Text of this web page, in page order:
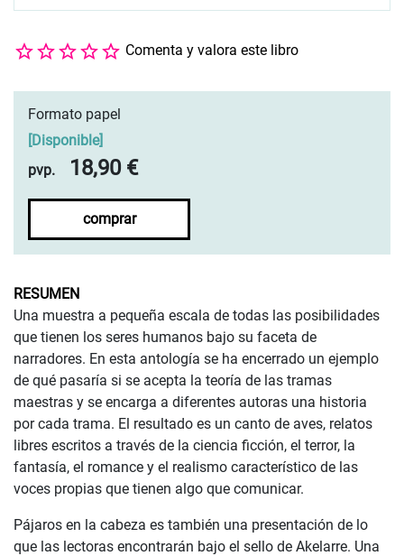
Comenta y valora este libro
Formato papel
[Disponible]
pvp.
18,90 €
comprar
RESUMEN
Una muestra a pequeña escala de todas las posibilidades
que tienen los seres humanos bajo su faceta de
narradores. En esta antología se ha encerrado un ejemplo
de qué pasaría si se acepta la teoría de las tramas
maestras y se encarga a diferentes autoras una historia
por cada trama. El resultado es un canto de aves, relatos
libres escritos a través de la ciencia ficción, el terror, la
fantasía, el romance y el realismo característico de las
voces propias que tienen algo que comunicar.
Pájaros en la cabeza es también una presentación de lo
que las lectoras encontrarán bajo el sello de Akelarre. Una